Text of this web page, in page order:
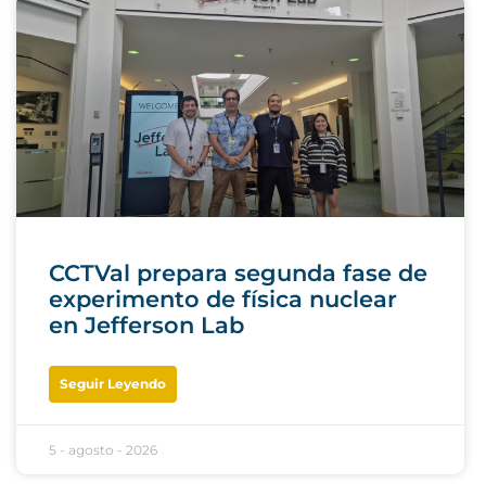
CCTVal prepara segunda fase de
experimento de física nuclear
en Jefferson Lab
Seguir Leyendo
5 - agosto - 2026